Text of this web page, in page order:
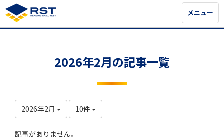
メニュー
メニュー
2026年2月の記事一覧
2026年2月 10件
記事がありません。